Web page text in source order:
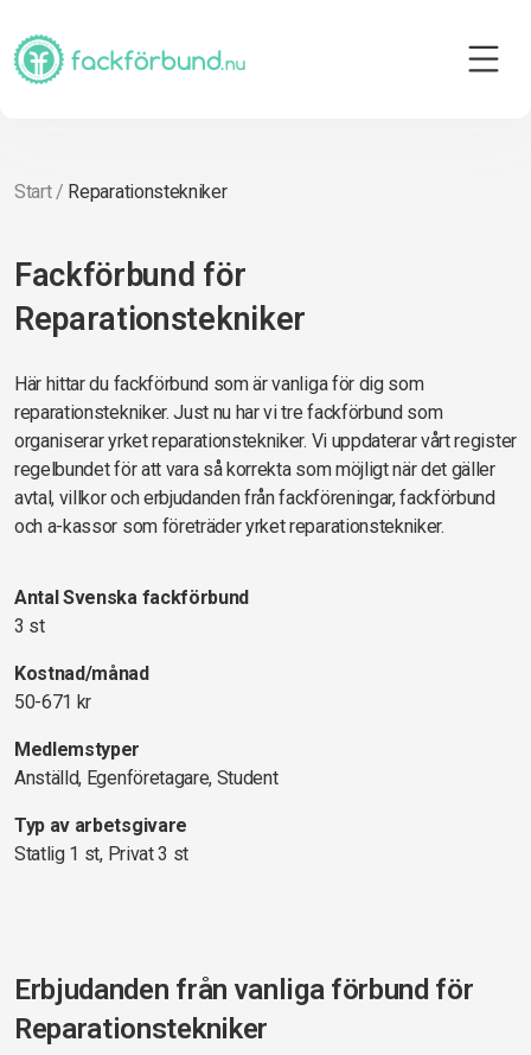
Start/ Reparationstekniker
Fackförbund för
Reparationstekniker
Här hittar du fackförbund som är vanliga för dig som
reparationstekniker. Just nu har vi tre fackförbund som
organiserar yrket reparationstekniker. Vi uppdaterar vårt register
regelbundet för att vara så korrekta som möjligt när det gäller
avtal, villkor och erbjudanden från fackföreningar, fackförbund
och a-kassor som företräder yrket reparationstekniker.
Antal Svenska fackförbund
3 st
Kostnad/månad
50-671 kr
Medlemstyper
Anställd, Egenföretagare, Student
Typ av arbetsgivare
Statlig 1 st, Privat 3 st
Erbjudanden från vanliga förbund för
Reparationstekniker